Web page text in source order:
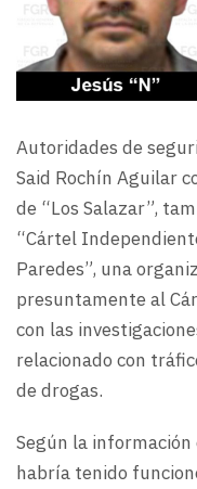
Autoridades de
Said Rochín Aguilar
de “Los Salazar”,
“Cártel
Paredes”, una
presuntamente al
con las
relacionado con
de drogas.
Según la
habría tenido